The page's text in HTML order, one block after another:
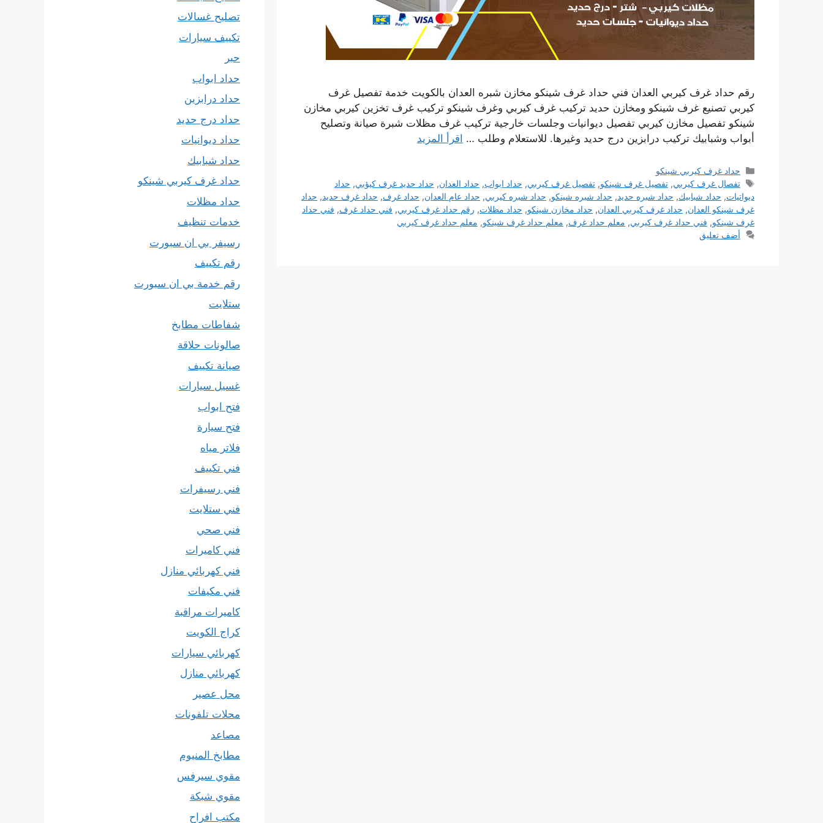
رقم حداد غرف كيربي العدان فني حداد غرف شينكو مخازن شبره العدان بالكويت خدمة تفصيل غرف
كيربي تصنيع غرف شينكو ومخازن حديد تركيب غرف كيربي وغرف شينكو تركيب غرف تخزين كيربي مخازن
شينكو تفصيل مخازن كيربي تفصيل ديوانيات وجلسات خارجية تركيب غرف مظلات شبرة صيانة وتصليح
أبواب وشبابيك تركيب درابزين درج حديد وغيرها. للاستعلام وطلب … اقرأ المزيد
التصنيفات
حداد غرف كيربي شينكو
الوسوم
تفصال غرف كيربي,تفصيل غرف شينكو,تفصيل غرف كيربي, حداد ابواب, حداد العدان, حداد حديد غرف كيؤبي, حداد
ديواتيات, حداد شبابيك, حداد شبره حديد, حداد شبره شينكو, حداد شبره كيربي, حداد عام العدان, حداد غرف, حداد غرف حديد, حداد
غرف شينكو العدان, حداد غرف كيربي العدان, حداد مخازن شينكو, حداد مظلات, رقم حداد غرف كيربي, فني حداد غرف, فني حداد
غرف شينكو, فني حداد غرف كيربي, معلم حداد غرف, معلم حداد غرف شينكو, معلم حداد غرف كيربي
أضف تعليق
تصليح غسالات
تكييف سيارات
حبر
حداد ابواب
حداد درابزين
حداد درج حديد
حداد ديوانيات
حداد شبابيك
حداد غرف كيربي شينكو
حداد مظلات
خدمات تنظيف
رسيفر بي ان سبورت
رقم تكييف
رقم خدمة بي ان سبورت
ستلايت
شفاطات مطابخ
صالونات حلاقة
صيانة تكييف
غسيل سيارات
فتح ابواب
فتح سيارة
فلاتر مياه
فني تكييف
فني رسيفرات
فني ستلايت
فني صحي
فني كاميرات
فني كهربائي منازل
فني مكيفات
كاميرات مراقبة
كراج الكويت
كهربائي سيارات
كهربائي منازل
محل عصير
محلات تلفونات
مصاعد
مطابخ المنيوم
مقوي سيرفس
مقوي شبكة
مكتب افراح